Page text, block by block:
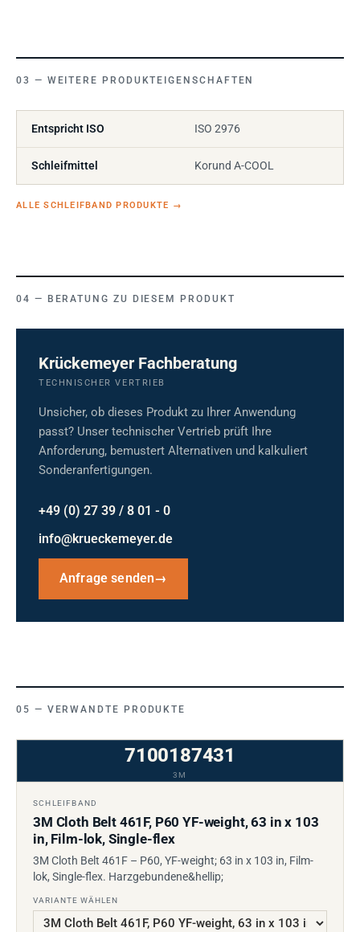
WEITERE PRODUKTEIGENSCHAFTEN
Entspricht ISO ISO 2976
Schleifmittel Korund A-COOL
ALLE SCHLEIFBAND PRODUKTE →
BERATUNG ZU DIESEM PRODUKT
Krückemeyer Fachberatung
TECHNISCHER VERTRIEB
Unsicher, ob dieses Produkt zu Ihrer Anwendung
passt? Unser technischer Vertrieb prüft Ihre
Anforderung, bemustert Alternativen und kalkuliert
Sonderanfertigungen.
+49 (0) 27 39 / 8 01 - 0
info@krueckemeyer.de
Anfrage senden→
VERWANDTE PRODUKTE
7100187431
3M
SCHLEIFBAND
3M Cloth Belt 461F, P60 YF-weight, 63 in x 103
in, Film-lok, Single-flex
3M Cloth Belt 461F – P60, YF-weight; 63 in x 103 in, Film-
lok, Single-flex. Harzgebundene&hellip;
VARIANTE WÄHLEN